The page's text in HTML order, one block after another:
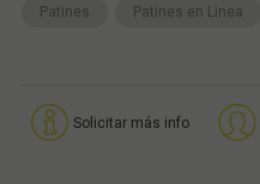
Patines Patines en Linea
Solicitar más info